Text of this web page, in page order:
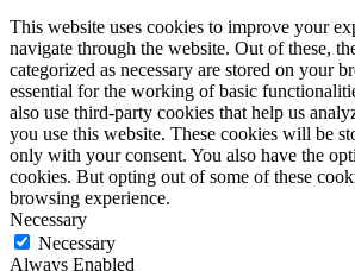
This website uses cookies to improve your
navigate through the website. Out of these,
categorized as necessary are stored on your
essential for the working of basic
also use third-party cookies that help us
you use this website. These cookies will be
only with your consent. You also have the
cookies. But opting out of some of these
browsing experience.
Necessary
Necessary
Always Enabled